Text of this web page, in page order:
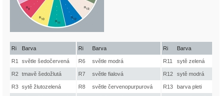
Ri Barva Ri Barva Ri Barva
R1 světle šedočervená R6 světle modrá R11 sytě zelená
R2 tmavě šedožlutá R7 světle fialová R12 sytě modrá
R3 sytě žlutozelená R8 světle červenopurpurová R13 barva pleti